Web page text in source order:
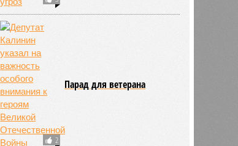
2
Парад для ветерана